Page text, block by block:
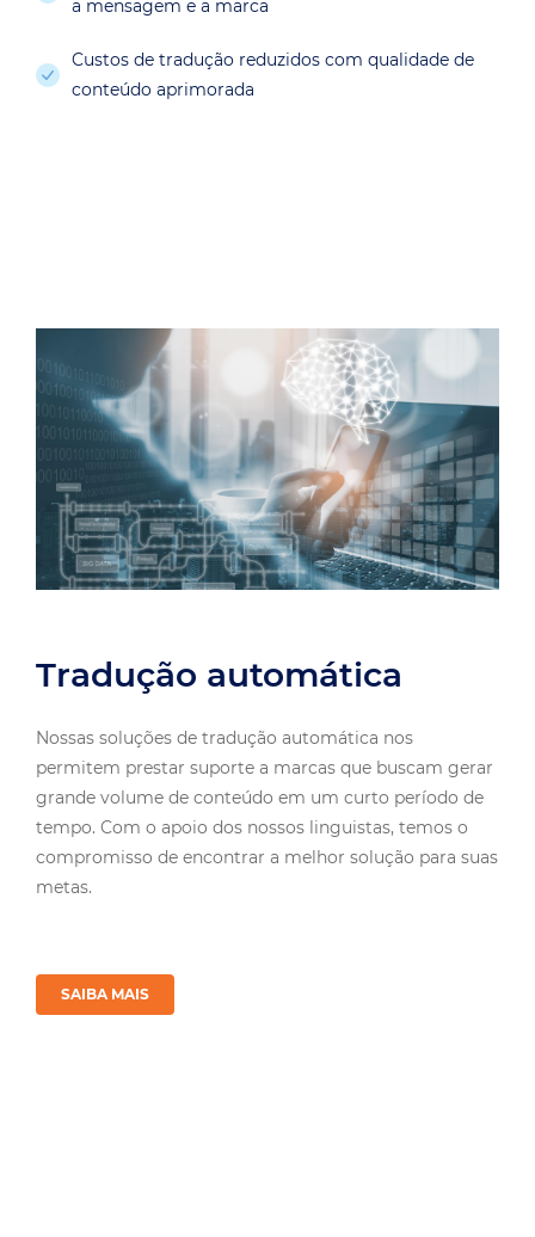
a mensagem e a marca
Custos de tradução reduzidos com qualidade de
conteúdo aprimorada
Tradução automática
Nossas soluções de tradução automática nos
permitem prestar suporte a marcas que buscam gerar
grande volume de conteúdo em um curto período de
tempo. Com o apoio dos nossos linguistas, temos o
compromisso de encontrar a melhor solução para suas
metas.
SAIBA MAIS